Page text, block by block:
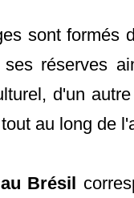
sont formés
ses réserves
d'un
au long de
Brésil